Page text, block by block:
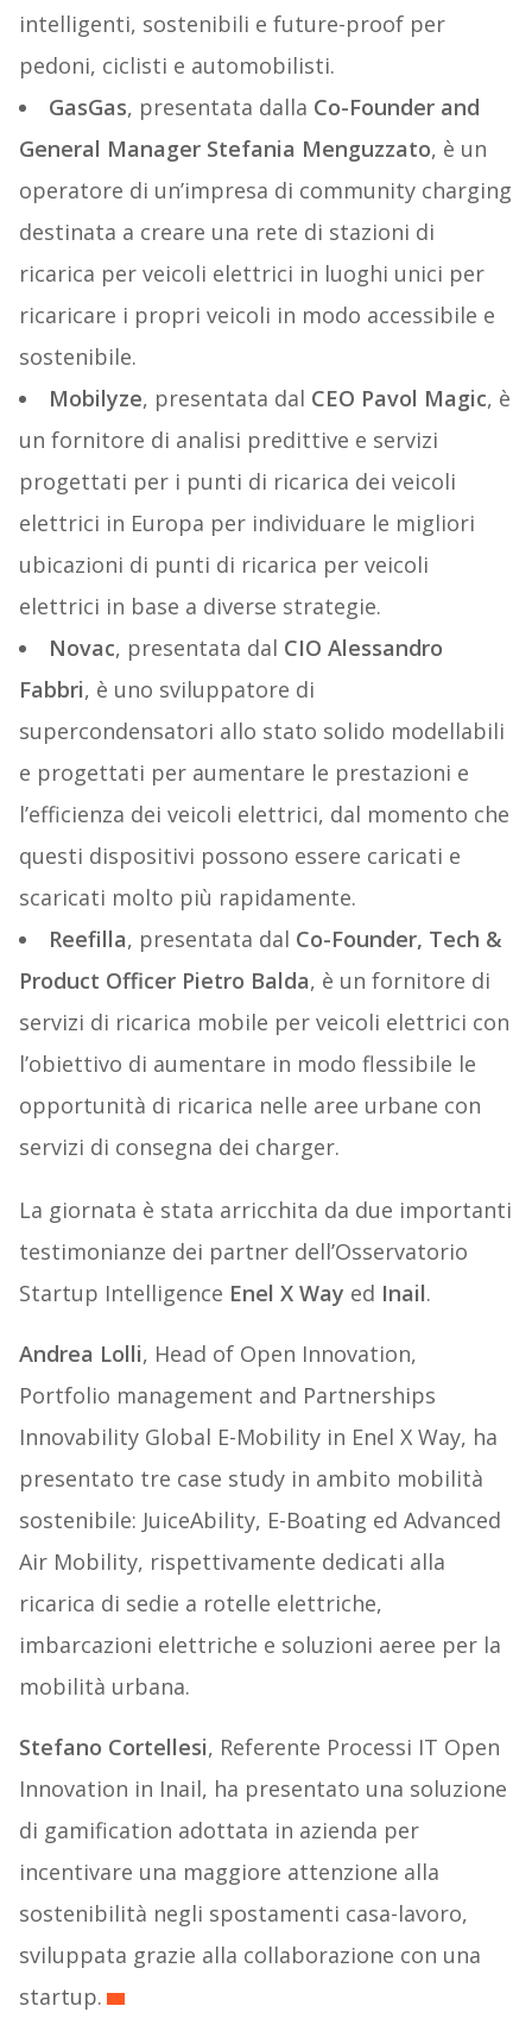
intelligenti, sostenibili e future-proof per
pedoni, ciclisti e automobilisti.
GasGas, presentata dalla Co-Founder and
General Manager Stefania Menguzzato, è un
operatore di un’impresa di community charging
destinata a creare una rete di stazioni di
ricarica per veicoli elettrici in luoghi unici per
ricaricare i propri veicoli in modo accessibile e
sostenibile.
Mobilyze, presentata dal CEO Pavol Magic, è
un fornitore di analisi predittive e servizi
progettati per i punti di ricarica dei veicoli
elettrici in Europa per individuare le migliori
ubicazioni di punti di ricarica per veicoli
elettrici in base a diverse strategie.
Novac, presentata dal CIO Alessandro
Fabbri, è uno sviluppatore di
supercondensatori allo stato solido modellabili
e progettati per aumentare le prestazioni e
l’efficienza dei veicoli elettrici, dal momento che
questi dispositivi possono essere caricati e
scaricati molto più rapidamente.
Reefilla, presentata dal Co-Founder, Tech &
Product Officer Pietro Balda, è un fornitore di
servizi di ricarica mobile per veicoli elettrici con
l’obiettivo di aumentare in modo flessibile le
opportunità di ricarica nelle aree urbane con
servizi di consegna dei charger.
La giornata è stata arricchita da due importanti
testimonianze dei partner dell’Osservatorio
Startup Intelligence Enel X Way ed Inail.
Andrea Lolli, Head of Open Innovation,
Portfolio management and Partnerships
Innovability Global E-Mobility in Enel X Way, ha
presentato tre case study in ambito mobilità
sostenibile: JuiceAbility, E-Boating ed Advanced
Air Mobility, rispettivamente dedicati alla
ricarica di sedie a rotelle elettriche,
imbarcazioni elettriche e soluzioni aeree per la
mobilità urbana.
Stefano Cortellesi, Referente Processi IT Open
Innovation in Inail, ha presentato una soluzione
di gamification adottata in azienda per
incentivare una maggiore attenzione alla
sostenibilità negli spostamenti casa-lavoro,
sviluppata grazie alla collaborazione con una
startup.